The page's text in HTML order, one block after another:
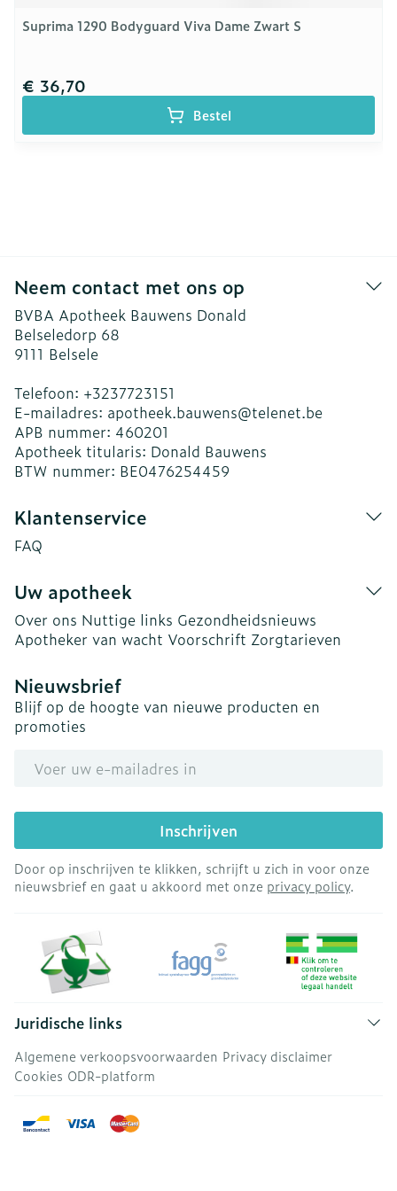
Suprima 1290 Bodyguard Viva Dame Zwart S
€ 36,70
Bestel
Neem contact met ons op
BVBA Apotheek Bauwens Donald
Belseledorp 68
9111 Belsele
Telefoon: +3237723151
E-mailadres: apotheek.bauwens@telenet.be
APB nummer: 460201
Apotheek titularis: Donald Bauwens
BTW nummer: BE0476254459
Klantenservice
FAQ
Uw apotheek
Over ons Nuttige links Gezondheidsnieuws
Apotheker van wacht Voorschrift Zorgtarieven
Nieuwsbrief
Blijf op de hoogte van nieuwe producten en
promoties
Inschrijven
Door op inschrijven te klikken, schrijft u zich in voor onze
nieuwsbrief en gaat u akkoord met onze privacy policy.
Juridische links
Algemene verkoopsvoorwaarden Privacy disclaimer
Cookies ODR-platform